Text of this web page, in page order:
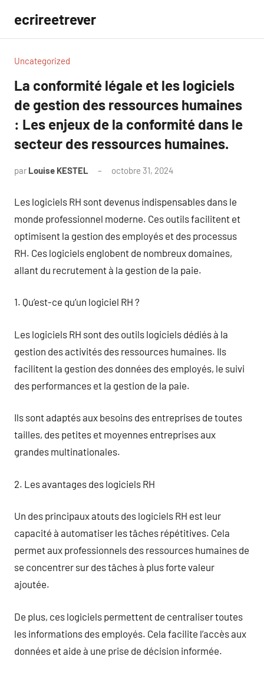
contenu
ecrireetrever
Uncategorized
La conformité légale et les logiciels
de gestion des ressources humaines
: Les enjeux de la conformité dans le
secteur des ressources humaines.
par Louise KESTEL octobre 31, 2024
Les logiciels RH sont devenus indispensables dans le
monde professionnel moderne. Ces outils facilitent et
optimisent la gestion des employés et des processus
RH. Ces logiciels englobent de nombreux domaines,
allant du recrutement à la gestion de la paie.
1. Qu’est-ce qu’un logiciel RH ?
Les logiciels RH sont des outils logiciels dédiés à la
gestion des activités des ressources humaines. Ils
facilitent la gestion des données des employés, le suivi
des performances et la gestion de la paie.
Ils sont adaptés aux besoins des entreprises de toutes
tailles, des petites et moyennes entreprises aux
grandes multinationales.
2. Les avantages des logiciels RH
Un des principaux atouts des logiciels RH est leur
capacité à automatiser les tâches répétitives. Cela
permet aux professionnels des ressources humaines de
se concentrer sur des tâches à plus forte valeur
ajoutée.
De plus, ces logiciels permettent de centraliser toutes
les informations des employés. Cela facilite l’accès aux
données et aide à une prise de décision informée.